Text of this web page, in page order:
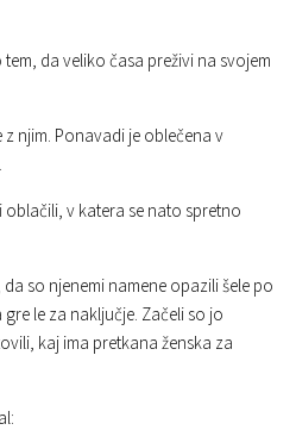
da veliko časa preživi na svojem
njim. Ponavadi je oblečena v
v katera se nato spretno
so njenemi namene opazili šele po
le za naključje. Začeli so jo
kaj ima pretkana ženska za